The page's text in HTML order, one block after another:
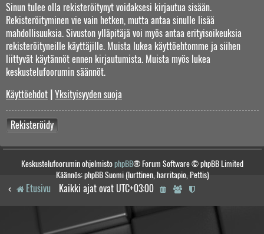
Sinun tulee olla rekisteröitynyt voidaksesi kirjautua sisään.
Rekisteröityminen vie vain hetken, mutta antaa sinulle lisää
mahdollisuuksia. Sivuston ylläpitäjä voi myös antaa erityisoikeuksia
rekisteröityneille käyttäjille. Muista lukea käyttöehtomme ja siihen
liittyvät käytännöt ennen kirjautumista. Muista myös lukea
keskustelufoorumin säännöt.
Käyttöehdot Yksityisyyden suoja
Rekisteröidy
Keskustelufoorumin ohjelmistophpBB® Forum Software © phpBB Limited
Käännös: phpBB Suomi (lurttinen, harritapio, Pettis)
Etusivu Kaikki ajat ovat UTC+03:00